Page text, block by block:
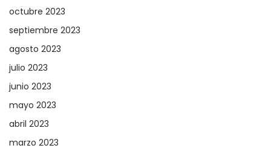
octubre 2023
septiembre 2023
agosto 2023
julio 2023
junio 2023
mayo 2023
abril 2023
marzo 2023